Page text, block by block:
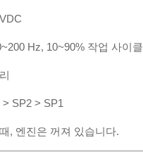
Hz, 10~90% 작업 사이클
SP2 > SP1
, 엔진은 꺼져 있습니다.